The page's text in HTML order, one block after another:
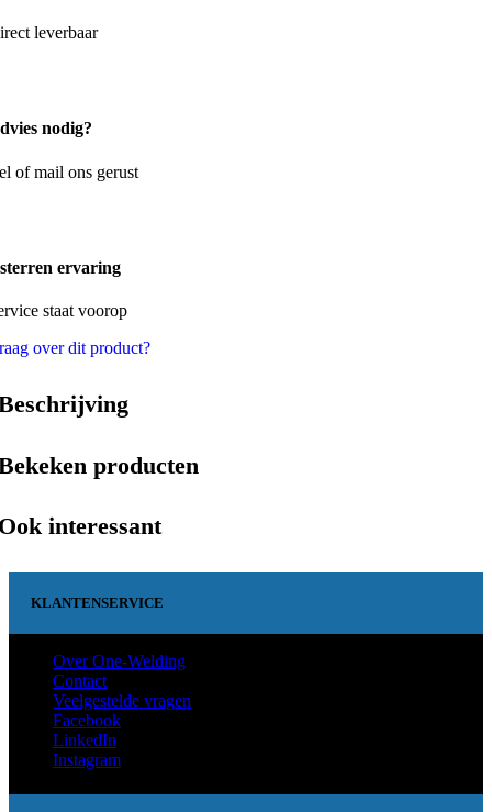
leverbaar
nodig?
of mail ons gerust
ervaring
staat voorop
over dit product?
producten
interessant
KLANTENSERVICE
Over One-Welding
Contact
Veelgestelde vragen
Facebook
LinkedIn
Instagram